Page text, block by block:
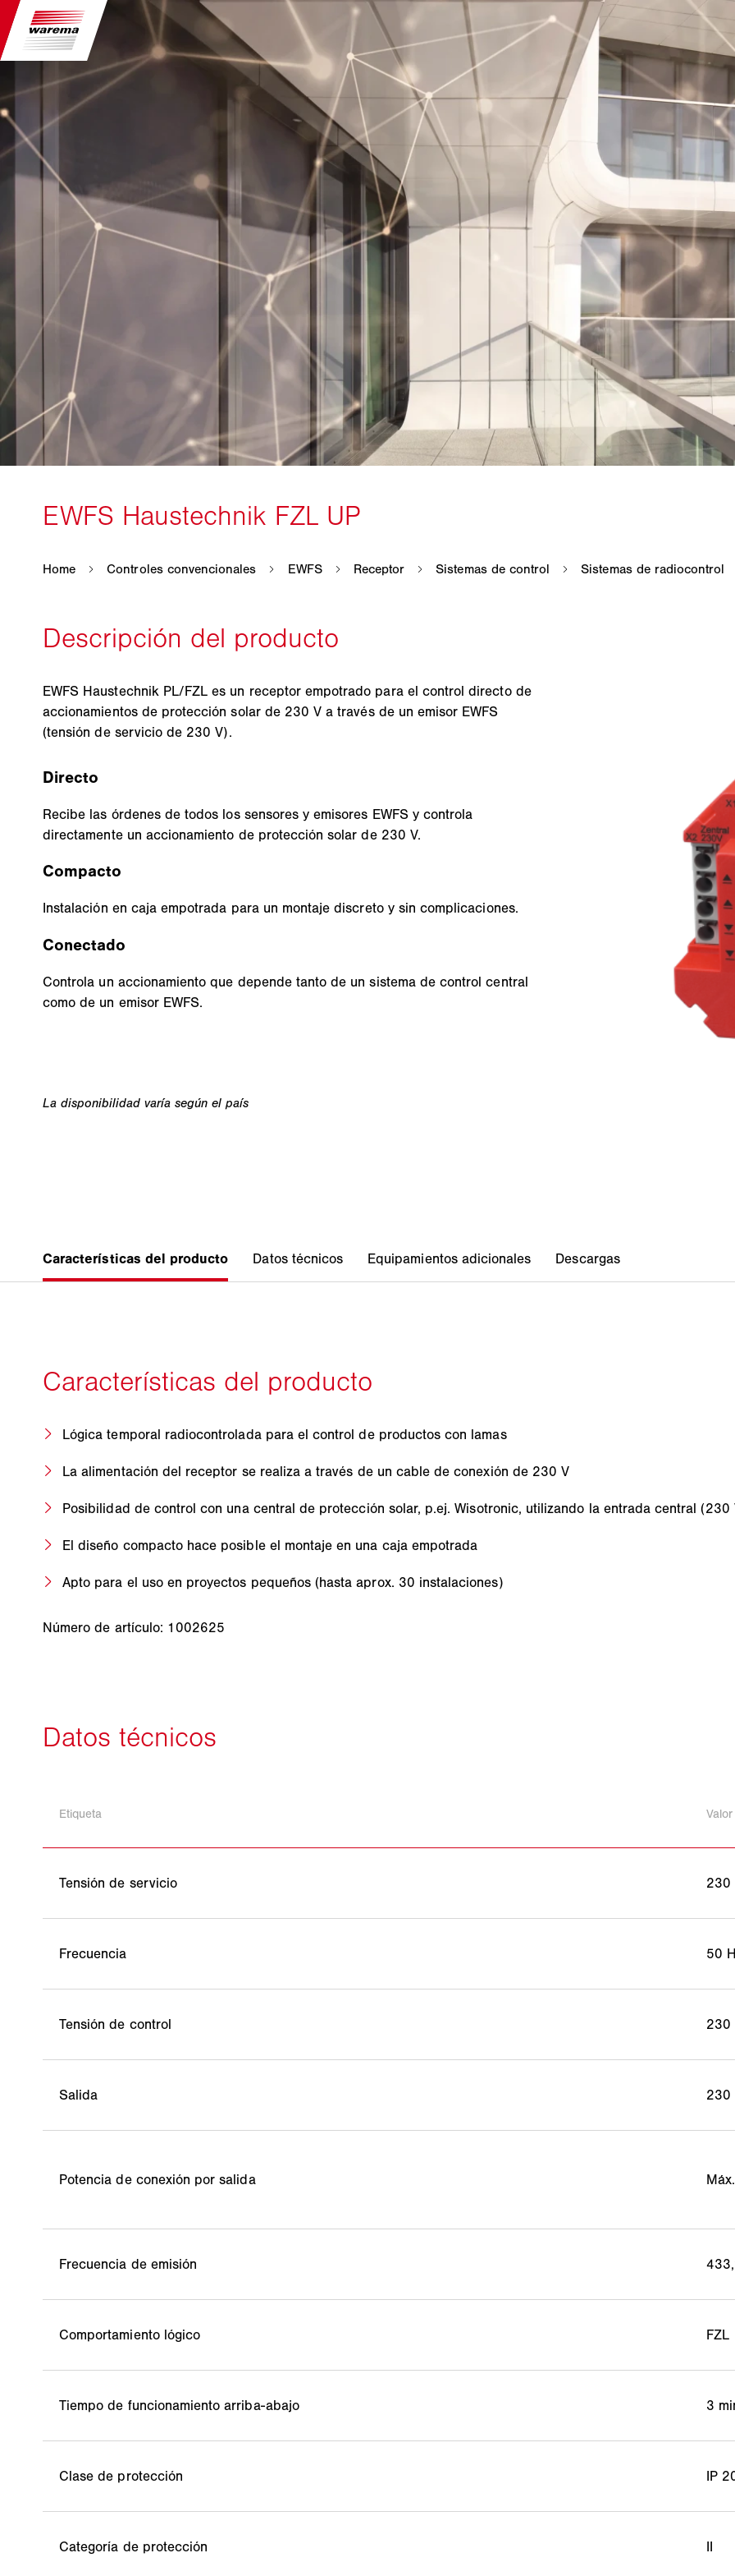
EWFS Haustechnik PL/FZL es un receptor empotrado para el control directo de
accionamientos de protección solar de 230 V a través de un emisor EWFS
(tensión de servicio de 230 V).
Directo
Recibe las órdenes de todos los sensores y emisores EWFS y controla
directamente un accionamiento de protección solar de 230 V.
Compacto
Instalación en caja empotrada para un montaje discreto y sin complicaciones.
Conectado
Controla un accionamiento que depende tanto de un sistema de control central
como de un emisor EWFS.
Lógica temporal radiocontrolada para el control de productos con lamas
La alimentación del receptor se realiza a través de un cable de conexión de 230 V
Posibilidad de control con una central de protección solar, p.ej. Wisotronic, utilizando la entrada central (230
El diseño compacto hace posible el montaje en una caja empotrada
Apto para el uso en proyectos pequeños (hasta aprox. 30 instalaciones)
Número de artículo: 1002625
Etiqueta Valor
Tensión de servicio 230
Frecuencia 50
Tensión de control 230
Salida 230
Potencia de conexión por salida
Frecuencia de emisión
Comportamiento lógico FZL
Tiempo de funcionamiento arriba-abajo 3
Clase de protección IP
Categoría de protección II